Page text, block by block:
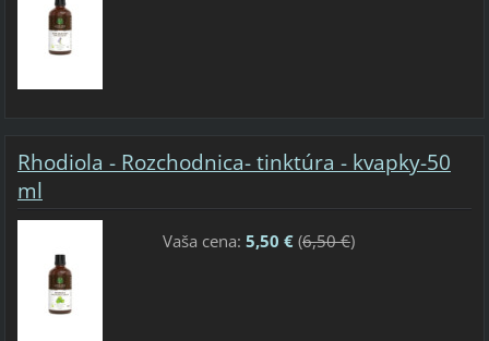
Rhodiola - Rozchodnica- tinktúra - kvapky-50
ml
Vaša cena: 5,50 €(6,50 €)